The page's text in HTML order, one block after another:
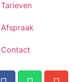
Tarieven
Afspraak
Contact